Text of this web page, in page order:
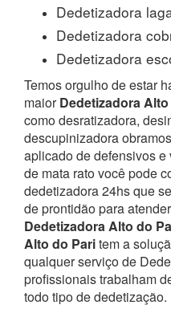
Dedetizadora
Dedetizadora
Dedetizadora
Temos orgulho de estar
maiorDedetizadora
como desratizadora,
descupinizadora
aplicado de defensivos
de mata rato você pode
dedetizadora 24hs que
de prontidão para
Dedetizadora Alto do
Alto do Paritem a
qualquer serviço de
profissionais trabalham
todo tipo de